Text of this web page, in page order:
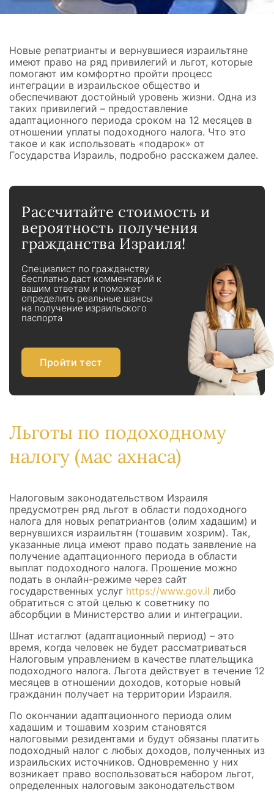
ахнаса)
Новые репатрианты и вернувшиеся израильтяне
имеют право на ряд привилегий и льгот, которые
помогают им комфортно пройти процесс
интеграции в израильское общество и
обеспечивают достойный уровень жизни. Одна из
таких привилегий – предоставление
адаптационного периода сроком на 12 месяцев в
отношении уплаты подоходного налога. Что это
такое и как использовать «подарок» от
Государства Израиль, подробно расскажем далее.
Рассчитайте стоимость и
вероятность получения
гражданства Израиля!
Специалист по гражданству
бесплатно даст комментарий к
вашим ответам и поможет
определить реальные шансы
на получение израильского
паспорта
Пройти тест
Льготы по подоходному
налогу (мас ахнаса)
Налоговым законодательством Израиля
предусмотрен ряд льгот в области подоходного
налога для новых репатриантов (олим хадашим) и
вернувшихся израильтян (тошавим хозрим). Так,
указанные лица имеют право подать заявление на
получение адаптационного периода в области
выплат подоходного налога. Прошение можно
подать в онлайн-режиме через сайт
государственных услуг https://www.gov.il либо
обратиться с этой целью к советнику по
абсорбции в Министерство алии и интеграции.
Шнат истаглют (адаптационный период) – это
время, когда человек не будет рассматриваться
Налоговым управлением в качестве плательщика
подоходного налога. Льгота действует в течение 12
месяцев в отношении доходов, которые новый
гражданин получает на территории Израиля.
По окончании адаптационного периода олим
хадашим и тошавим хозрим становятся
налоговыми резидентами и будут обязаны платить
подоходный налог с любых доходов, полученных из
израильских источников. Одновременно у них
возникает право воспользоваться набором льгот,
определенных налоговым законодательством